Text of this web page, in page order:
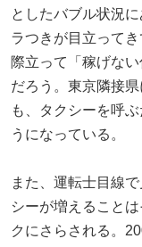
としたバブル状況
ラつきが目立って
際立って「稼げな
だろう。東京隣接
も、タクシーを呼
うになっている。
また、運転士目線
シーが増えること
クにさらされる。